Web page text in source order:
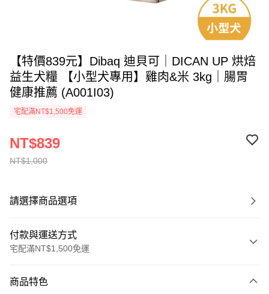
【特價839元】Dibaq 迪貝可｜DICAN UP 烘焙
益生犬糧 【小型犬專用】雞肉&米 3kg｜腸胃
健康推薦 (A001I03)
宅配滿NT$1,500免運
NT$1,000
NT$839
請選擇商品選項
付款與運送方式
宅配滿NT$1,500免運
信用卡一次付款
商品特色